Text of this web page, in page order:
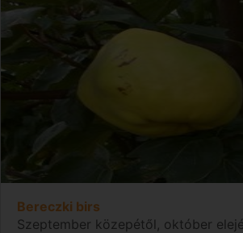
Bereczki birs
Szeptember közepétől, október